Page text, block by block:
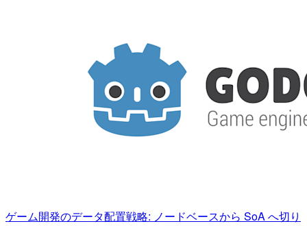
ゲーム開発のデータ配置戦略: ノードベースから SoA へ切り